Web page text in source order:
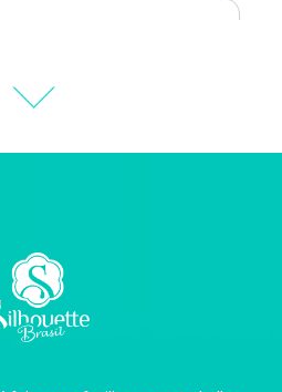
Ney
Eschberger